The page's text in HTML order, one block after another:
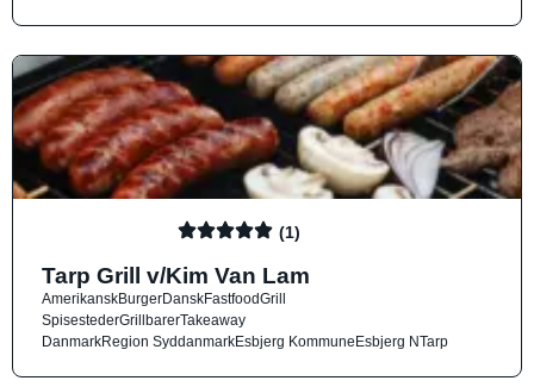
(1)
Tarp Grill v/Kim Van Lam
AmerikanskBurgerDanskFastfoodGrill
SpisestederGrillbarerTakeaway
DanmarkRegion SyddanmarkEsbjerg KommuneEsbjerg NTarp